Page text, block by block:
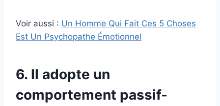
Voir aussi : Un Homme Qui Fait Ces 5 Choses
Est Un Psychopathe Émotionnel
6. Il adopte un
comportement passif-